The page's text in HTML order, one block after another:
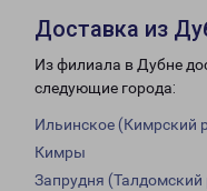
Доставка из
Из филиала в Дубне
следующие города:
Ильинское (Кимрский
Кимры
Запрудня (Талдомский